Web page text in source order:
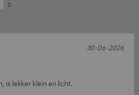
0
is lekker klein en licht.
30-06-2026